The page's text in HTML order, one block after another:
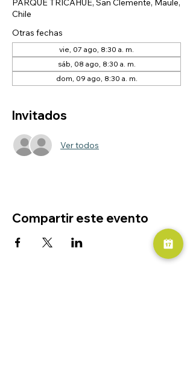
PARQUE TRICAHUE, San Clemente, Maule,
Chile
Otras fechas
vie, 07 ago, 8:30 a. m.
sáb, 08 ago, 8:30 a. m.
dom, 09 ago, 8:30 a. m.
Invitados
Ver todos
Compartir este evento